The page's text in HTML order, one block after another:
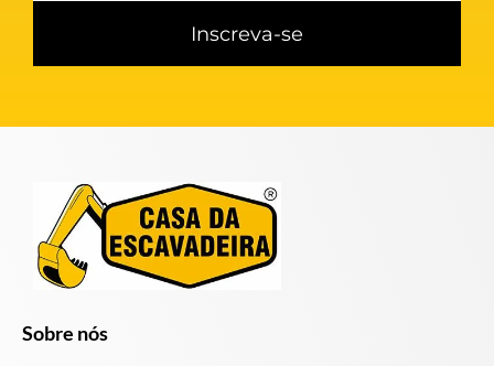
Inscreva-se
Sobre nós